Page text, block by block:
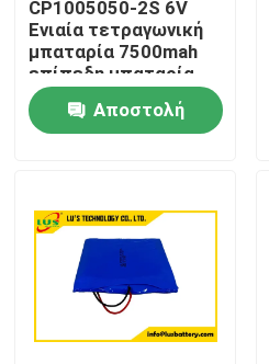
Σπίτι
Προϊόντα
CP1005050-2S 6V
Ενιαία τετραγωνική
μπαταρία 7500mah
επίπεδη μπαταρία
λιθίου Προσαρμογή
Αποστολή